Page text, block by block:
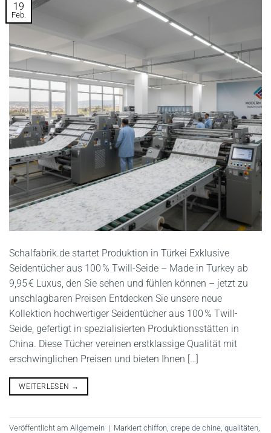
19
Feb.
Schalfabrik.de startet Produktion in Türkei Exklusive
Seidentücher aus 100 % Twill-Seide – Made in Turkey ab
9,95 € Luxus, den Sie sehen und fühlen können – jetzt zu
unschlagbaren Preisen Entdecken Sie unsere neue
Kollektion hochwertiger Seidentücher aus 100 % Twill-
Seide, gefertigt in spezialisierten Produktionsstätten in
China. Diese Tücher vereinen erstklassige Qualität mit
erschwinglichen Preisen und bieten Ihnen […]
WEITERLESEN →
Veröffentlicht am Allgemein | Markiert chiffon crepe de chine qualitäten